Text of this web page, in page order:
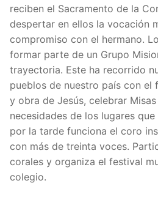
reciben el Sacramento de la
despertar en ellos la vocación
compromiso con el hermano.
formar parte de un Grupo
trayectoria. Este ha recorrido
pueblos de nuestro país con
y obra de Jesús, celebrar
necesidades de los lugares
por la tarde funciona el coro
con más de treinta voces.
corales y organiza el festival
colegio.